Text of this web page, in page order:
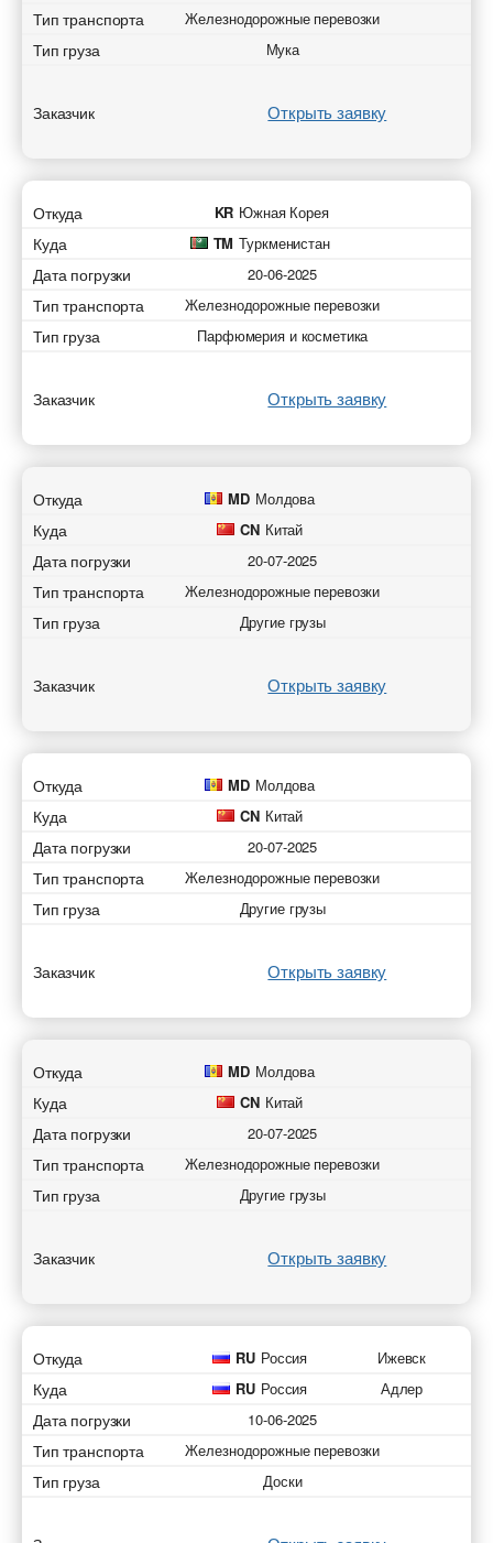
Тип транспорта Железнодорожные перевозки
Тип груза Мука
Заказчик Открыть заявку
Откуда KR Южная Корея
Куда TM Туркменистан
Дата погрузки 20-06-2025
Тип транспорта Железнодорожные перевозки
Тип груза Парфюмерия и косметика
Заказчик Открыть заявку
Откуда MD Молдова
Куда CN Китай
Дата погрузки 20-07-2025
Тип транспорта Железнодорожные перевозки
Тип груза Другие грузы
Заказчик Открыть заявку
Откуда MD Молдова
Куда CN Китай
Дата погрузки 20-07-2025
Тип транспорта Железнодорожные перевозки
Тип груза Другие грузы
Заказчик Открыть заявку
Откуда MD Молдова
Куда CN Китай
Дата погрузки 20-07-2025
Тип транспорта Железнодорожные перевозки
Тип груза Другие грузы
Заказчик Открыть заявку
Откуда RU Россия Ижевск
Куда RU Россия Адлер
Дата погрузки 10-06-2025
Тип транспорта Железнодорожные перевозки
Тип груза Доски